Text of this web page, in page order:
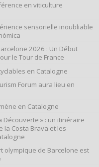
en viticulture
sensorielle inoubliable
2026 : Un Début
le Tour de France
en Catalogne
Forum aura lieu en
en Catalogne
Découverte » : un itinéraire
la Costa Brava et les
olympique de Barcelone est